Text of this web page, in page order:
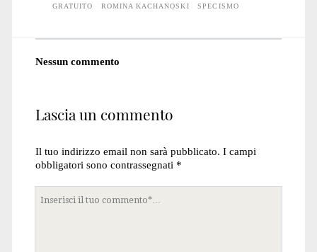
GRATUITO
ROMINA KACHANOSKI SPECISMO
Nessun commento
Lascia un commento
Il tuo indirizzo email non sarà pubblicato. I campi
obbligatori sono contrassegnati *
commento